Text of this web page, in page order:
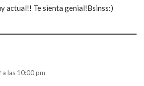
actual!! Te sienta genial!Bsinss:)
las 10:00 pm